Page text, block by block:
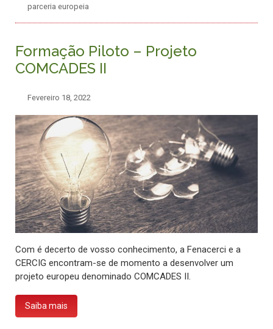
parceria europeia
Formação Piloto – Projeto
COMCADES II
Fevereiro 18, 2022
Com é decerto de vosso conhecimento, a Fenacerci e a
CERCIG encontram-se de momento a desenvolver um
projeto europeu denominado COMCADES II.
Saiba mais